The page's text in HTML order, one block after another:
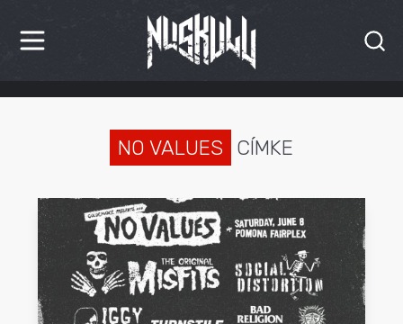
HÍREK
INTERJÚK
PREMIEREK
KULT
NO VALUES CÍMKE